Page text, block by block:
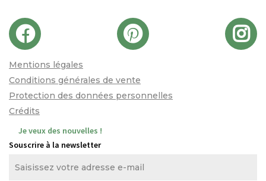
Mentions légales
Conditions générales de vente
Protection des données personnelles
Crédits
Je veux des nouvelles !
Souscrire à la newsletter